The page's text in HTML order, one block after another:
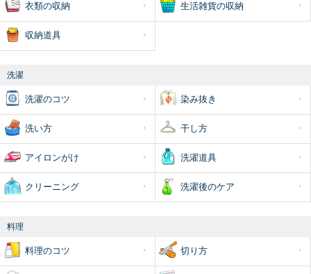
衣類の収納 生活雑貨の収納
収納道具
洗濯
洗濯のコツ 染み抜き
洗い方 干し方
アイロンがけ 洗濯道具
クリーニング 洗濯後のケア
料理
料理のコツ 切り方